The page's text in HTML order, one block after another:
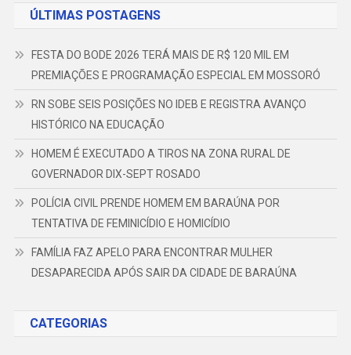
ÚLTIMAS POSTAGENS
FESTA DO BODE 2026 TERÁ MAIS DE R$ 120 MIL EM
PREMIAÇÕES E PROGRAMAÇÃO ESPECIAL EM MOSSORÓ
RN SOBE SEIS POSIÇÕES NO IDEB E REGISTRA AVANÇO
HISTÓRICO NA EDUCAÇÃO
HOMEM É EXECUTADO A TIROS NA ZONA RURAL DE
GOVERNADOR DIX-SEPT ROSADO
POLÍCIA CIVIL PRENDE HOMEM EM BARAÚNA POR
TENTATIVA DE FEMINICÍDIO E HOMICÍDIO
FAMÍLIA FAZ APELO PARA ENCONTRAR MULHER
DESAPARECIDA APÓS SAIR DA CIDADE DE BARAÚNA
CATEGORIAS